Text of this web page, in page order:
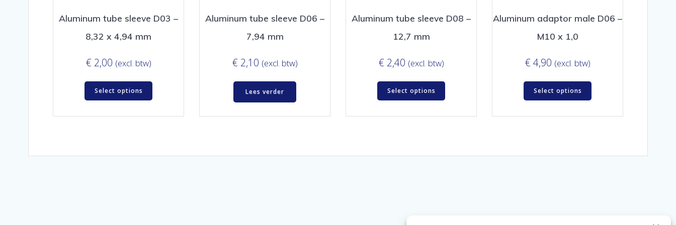
Aluminum tube sleeve D03 –
8,32 x 4,94 mm
€ 2,00 (excl. btw)
Select options
Aluminum tube sleeve D06 –
7,94 mm
€ 2,10 (excl. btw)
Lees verder
Aluminum tube sleeve D08 –
12,7 mm
€ 2,40 (excl. btw)
Select options
Aluminum adaptor male D06 –
M10 x 1,0
€ 4,90 (excl. btw)
Select options